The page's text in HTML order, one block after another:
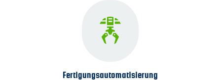
Fertigungs­automatisierung